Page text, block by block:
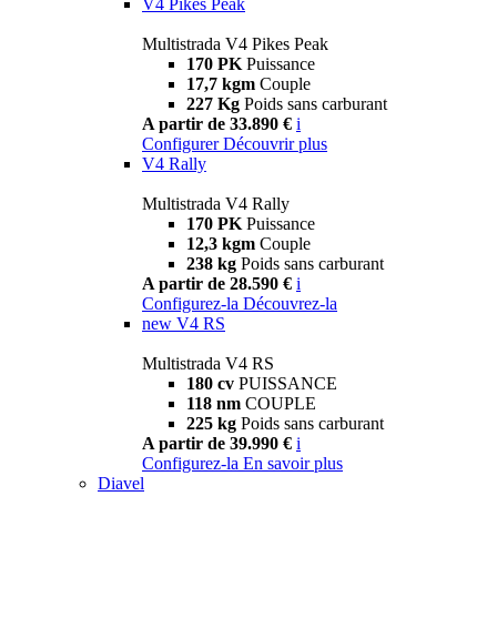
Multistrada V4 Pikes Peak
170 PK Puissance
17,7 kgm Couple
227 Kg Poids sans carburant
A partir de 33.890 € i
Configurer Découvrir plus
V4 Rally
Multistrada V4 Rally
170 PK Puissance
12,3 kgm Couple
238 kg Poids sans carburant
A partir de 28.590 € i
Configurez-la Découvrez-la
new V4 RS
Multistrada V4 RS
180 cv PUISSANCE
118 nm COUPLE
225 kg Poids sans carburant
A partir de 39.990 € i
Configurez-la En savoir plus
Diavel